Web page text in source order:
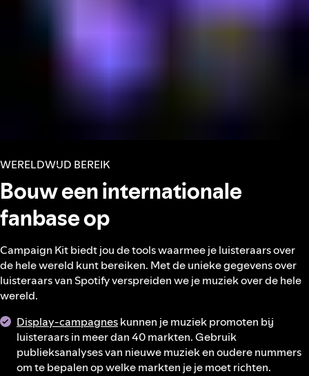
WERELDWIJD BEREIK
Bouw een internationale
fanbase op
Campaign Kit biedt jou de tools waarmee je luisteraars over
de hele wereld kunt bereiken. Met de unieke gegevens over
luisteraars van Spotify verspreiden we je muziek over de hele
wereld.
Display-campagneskunnen je muziek promoten bij
luisteraars in meer dan 40 markten. Gebruik
publieksanalyses van nieuwe muziek en oudere nummers
om te bepalen op welke markten je je moet richten.